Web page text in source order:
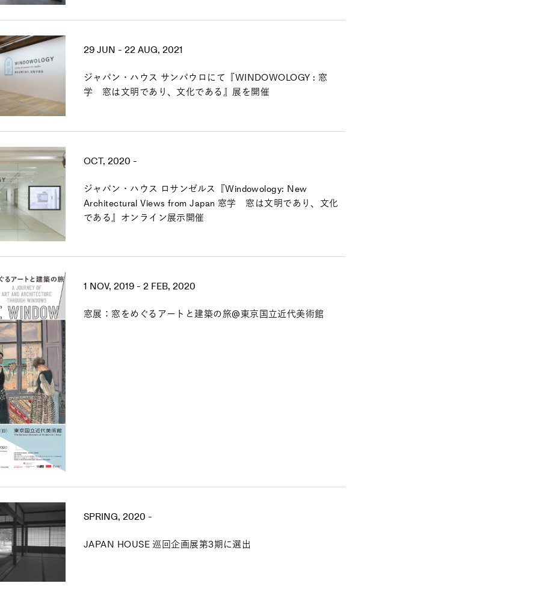
29 JUN - 22 AUG, 2021
ジャパン・ハウス サンパウロにて『WINDOWOLOGY : 窓
学 窓は文明であり、文化である』展を開催
OCT, 2020 -
ジャパン・ハウス ロサンゼルス『Windowology: New
Architectural Views from Japan 窓学 窓は文明であり、文化
である』オンライン展示開催
1 NOV, 2019 - 2 FEB, 2020
窓展：窓をめぐるアートと建築の旅@東京国立近代美術館
SPRING, 2020 -
JAPAN HOUSE 巡回企画展第3期に選出